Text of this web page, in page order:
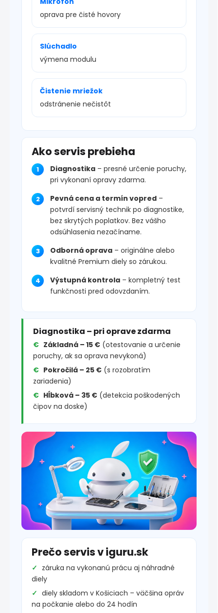
oprava pre čisté hovory
Slúchadlo
výmena modulu
Čistenie mriežok
odstránenie nečistôt
Ako servis prebieha
Diagnostika – presné určenie poruchy,
pri vykonaní opravy zdarma.
Pevná cena a termín vopred –
potvrdí servisný technik po diagnostike,
bez skrytých poplatkov. Bez vášho
odsúhlasenia nezačíname.
Odborná oprava – originálne alebo
kvalitné Premium diely so zárukou.
Výstupná kontrola – kompletný test
funkčnosti pred odovzdaním.
Diagnostika – pri oprave zdarma
Základná – 15 € (otestovanie a určenie
poruchy, ak sa oprava nevykoná)
Pokročilá – 25 € (s rozobratím
zariadenia)
Hĺbková – 35 € (detekcia poškodených
čipov na doske)
Prečo servis v iguru.sk
záruka na vykonanú prácu aj náhradné
diely
diely skladom v Košiciach – väčšina opráv
na počkanie alebo do 24 hodín